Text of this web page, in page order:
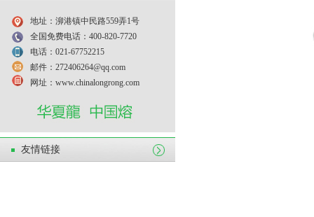
地址：泖港镇中民路559弄1号
全国免费电话：400-820-7720
电话：021-67752215
邮件：272406264@qq.com
网址：www.chinalongrong.com
友情链接